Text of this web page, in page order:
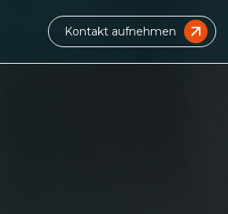
Kontakt aufnehmen